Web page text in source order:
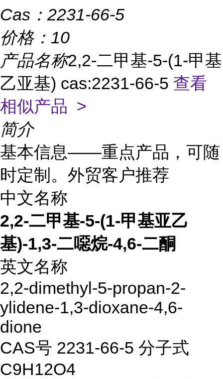
Cas： 2231-66-5
价格： 10
产品名称2,2-二甲基-5-(1-甲基
乙亚基) cas:2231-66-5 查看
相似产品 >
简介
基本信息——重点产品，可随
时定制。外贸客户推荐
中文名称
2,2-二甲基-5-(1-甲基亚乙
基)-1,3-二噁烷-4,6-二酮
英文名称
2,2-dimethyl-5-propan-2-
ylidene-1,3-dioxane-4,6-
dione
CAS号 2231-66-5 分子式
C9H12O4